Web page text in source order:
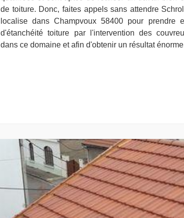
de toiture. Donc, faites appels sans attendre
localise dans Champvoux 58400 pour prendre
d'étanchéité toiture par l'intervention des
dans ce domaine et afin d'obtenir un résultat